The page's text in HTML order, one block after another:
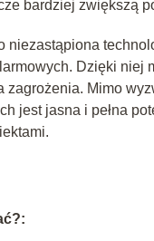
bardziej zwiększą
niezastąpiona
Dzięki niej
zagrożenia. Mimo
jest jasna i pełna